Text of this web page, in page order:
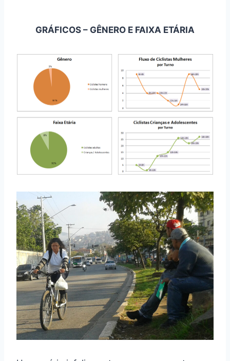
GRÁFICOS – GÊNERO E FAIXA ETÁRIA